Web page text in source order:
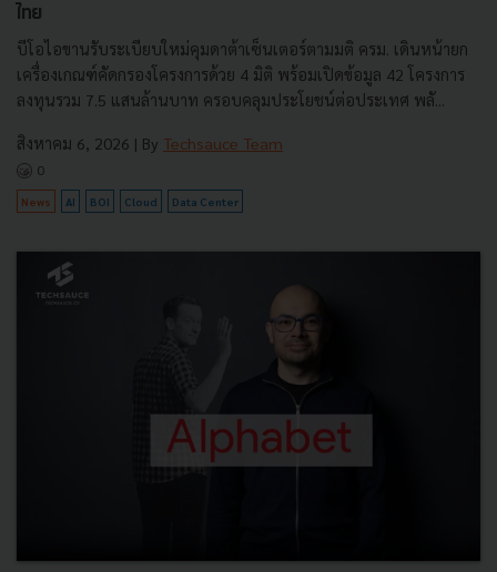
ไทย
บีโอไอขานรับระเบียบใหม่คุมดาต้าเซ็นเตอร์ตามมติ ครม. เดินหน้ายก
เครื่องเกณฑ์คัดกรองโครงการด้วย 4 มิติ พร้อมเปิดข้อมูล 42 โครงการ
ลงทุนรวม 7.5 แสนล้านบาท ครอบคลุมประโยชน์ต่อประเทศ พลั...
สิงหาคม 6, 2026 | By Techsauce Team
0
News AI BOI Cloud Data Center